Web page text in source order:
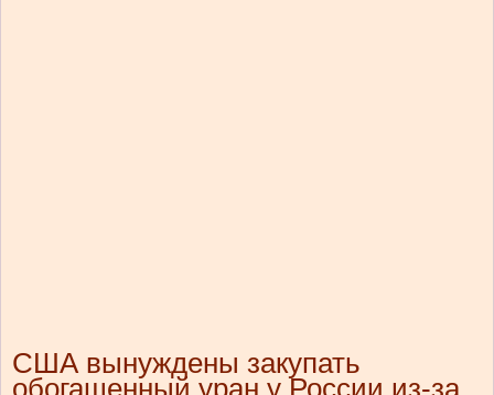
США вынуждены закупать